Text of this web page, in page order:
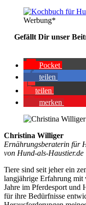
Wer­bung*
Gefällt Dir unser
Pocket
tei­len
tei­len
mer­ken
Christina Williger
Ernährungsberaterin für
von Hund-als-Haustier.de
Tiere sind seit jeher ein
langjährige Erfahrung mit
Jahre im Pferdesport und
für ihre Bedürfnisse